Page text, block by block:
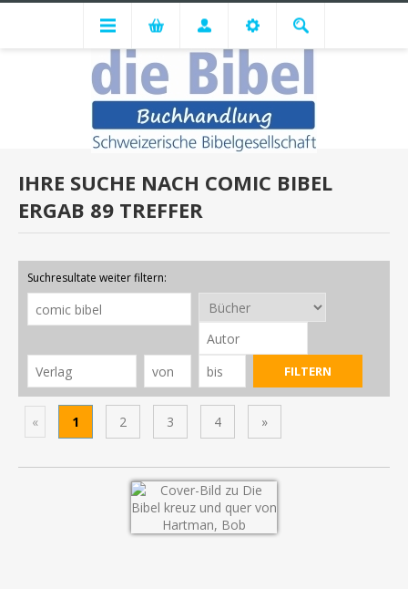
IHRE SUCHE NACH COMIC BIBEL
ERGAB 89 TREFFER
Suchresultate weiter filtern:
« 1 2 3 4 »